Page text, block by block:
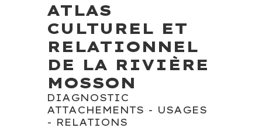
ATLAS
CULTUREL ET
RELATIONNEL
DE LA RIVIÈRE
MOSSON
DIAGNOSTIC
ATTACHEMENTS - USAGES
- RELATIONS